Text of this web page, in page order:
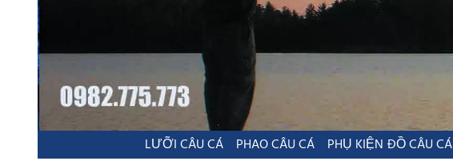
LƯỠI CÂU CÁ PHAO CÂU CÁ PHỤ KIỆN ĐỒ CÂU CÁ